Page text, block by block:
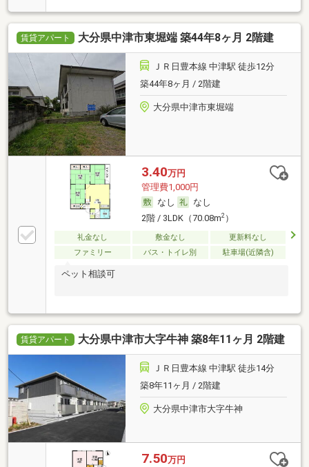
賃貸アパート 大分県中津市東堀端 築44年8ヶ月 2階建
ＪＲ日豊本線 中津駅 徒歩12分
築44年8ヶ月 / 2階建
大分県中津市東堀端
3.40万円
管理費1,000円
なし
なし
2階 / 3LDK（70.08m2）
礼金なし 敷金なし
更新料なし
ファミリー
バス・トイレ別 駐車場(近隣含)
ペット相談可
賃貸アパート 大分県中津市大字牛神 築8年11ヶ月 2階建
ＪＲ日豊本線 中津駅 徒歩14分
築8年11ヶ月 / 2階建
大分県中津市大字牛神
7.50万円